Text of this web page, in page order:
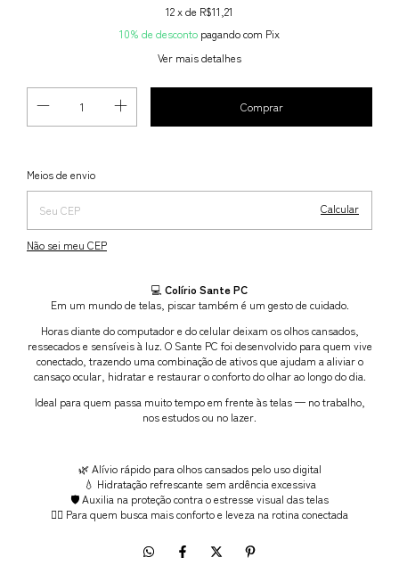
12 x de R$11,21
10% de desconto pagando com Pix
Ver mais detalhes
Entregas para o CEP:
Meios de envio
Calcular
Não sei meu CEP
💻 Colírio Sante PC
Em um mundo de telas, piscar também é um gesto de cuidado.
Horas diante do computador e do celular deixam os olhos cansados,
ressecados e sensíveis à luz. O Sante PC foi desenvolvido para quem vive
conectado, trazendo uma combinação de ativos que ajudam a aliviar o
cansaço ocular, hidratar e restaurar o conforto do olhar ao longo do dia.
Ideal para quem passa muito tempo em frente às telas — no trabalho,
nos estudos ou no lazer.
🌿 Alívio rápido para olhos cansados pelo uso digital
💧 Hidratação refrescante sem ardência excessiva
🛡️ Auxilia na proteção contra o estresse visual das telas
🧘‍♂️ Para quem busca mais conforto e leveza na rotina conectada